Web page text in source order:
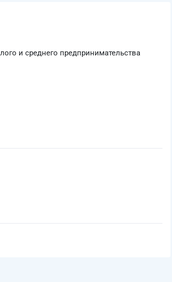
и среднего предпринимательства